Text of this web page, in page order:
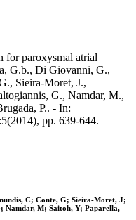
for paroxysmal atrial
G.b., Di Giovanni, G.,
Sieira-Moret, J.,
G., Namdar, M.,
P.. - In:
pp. 639-644.
C; Conte, G; Sieira-Moret, J;
Namdar, M; Saitoh, Y; Paparella,